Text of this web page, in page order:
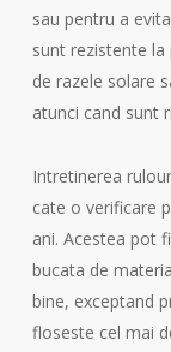
sau pentru a
sunt rezistente
de razele solare
atunci cand sunt
Intretinerea
cate o verificare
ani. Acestea pot
bucata de
bine, exceptand
floseste cel mai